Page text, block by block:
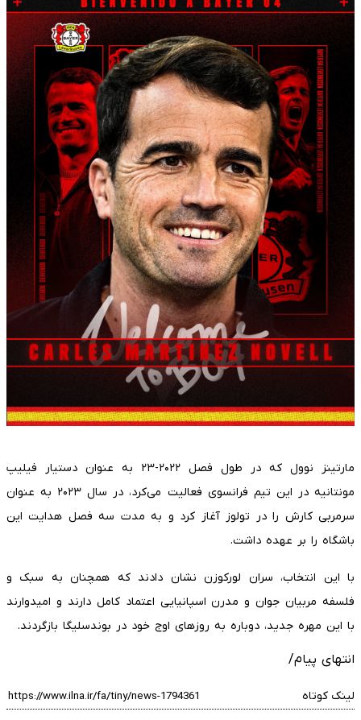
مارتینز نوول که در طول فصل ۲۰۲۲-۲۳ به عنوان دستیار فیلیپ
مونتانیه در این تیم فرانسوی فعالیت می‌کرد، در سال ۲۰۲۳ به عنوان
سرمربی کارش را در تولوز آغاز کرد و به مدت سه فصل هدایت این
باشگاه را بر عهده داشت.
با این انتخاب، سران لورکوزن نشان دادند که همچنان به سبک و
فلسفه مربیان جوان و مدرن اسپانیایی اعتماد کامل دارند و امیدوارند
با این مهره جدید، دوباره به روزهای اوج خود در بوندسلیگا بازگردند.
انتهای پیام/
لینک کوتاه